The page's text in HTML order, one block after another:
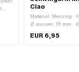
Ciao
Material: Messing ·
Ø aussen: 16 mm ·
EUR 6,95